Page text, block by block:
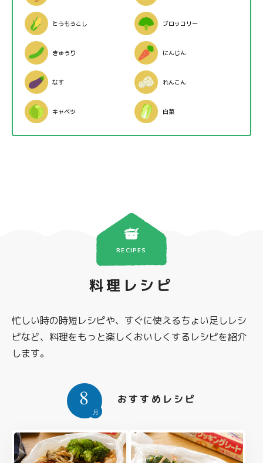
とうもろこし ブロッコリー
きゅうり にんじん
なす れんこん
キャベツ 白菜
RECIPES
料理レシピ
忙しい時の時短レシピや、すぐに使えるちょい足しレシ
ピなど、料理をもっと楽しくおいしくするレシピを紹介
します。
8
月
おすすめレシピ